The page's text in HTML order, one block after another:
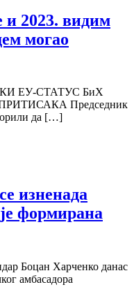
и 2023. видим
могао
ЕУ-СТАТУС БиХ
Председник
да […]
изненада
формирана
Боцан Харченко данас
амбасадора